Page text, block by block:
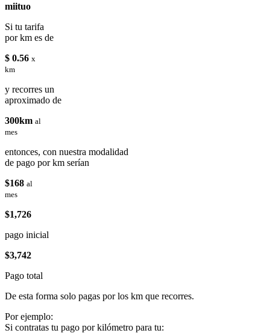
miituo
Si tu tarifa
por km es de
$ 0.56 x
km
y recorres un
aproximado de
300km al
mes
entonces, con nuestra modalidad
de pago por km serían
$168 al
mes
$1,726
pago inicial
$3,742
Pago total
De esta forma solo pagas por los km que recorres.
Por ejemplo:
Si contratas tu pago por kilómetro para tu: